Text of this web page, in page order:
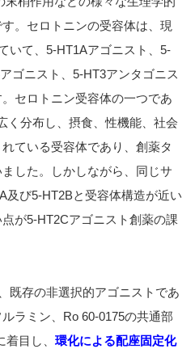
。セロトニンの受容体は、現
いて、5-HT1Aアゴニスト、5-
ゴニスト、5-HT3アンタゴニス
セロトニン受容体の一つであ
く分布し、摂食、性機能、社会
ている受容体であり、創薬タ
した。しかしながら、同じサ
及び5-HT2Bと受容体構造が近い
が5-HT2Cアゴニスト創薬の課
既存の非選択的アゴニストであ
ラミン、Ro 60-0175の共通部
着目し、 環化による配座固定化